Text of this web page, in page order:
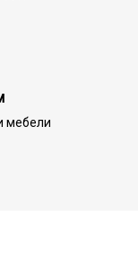
мебели